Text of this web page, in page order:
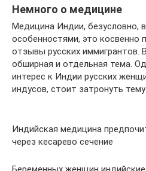
Немного о медицине
Медицина Индии, безусловно,
особенностями, это косвенно
отзывы русских иммигрантов.
обширная и отдельная тема.
интерес к Индии русских
индусов, стоит затронуть
Индийская медицина
через кесарево сечение